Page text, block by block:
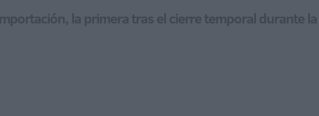
la primera tras el cierre temporal durante la